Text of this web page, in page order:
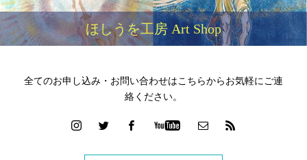
ほしうを工房 Art Shop
全てのお申し込み・お問い合わせはこちらからお気軽にご連
絡ください。